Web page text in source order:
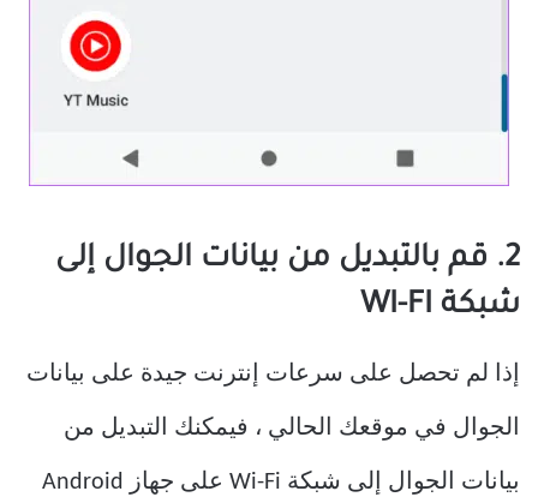
2. قم بالتبديل من بيانات الجوال إلى
شبكة WI-FI
إذا لم تحصل على سرعات إنترنت جيدة على بيانات
الجوال في موقعك الحالي ، فيمكنك التبديل من
بيانات الجوال إلى شبكة Wi-Fi على جهاز Android